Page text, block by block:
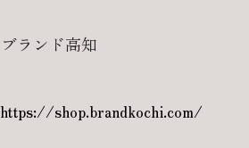
ブランド高知
https://shop.brandkochi.com/